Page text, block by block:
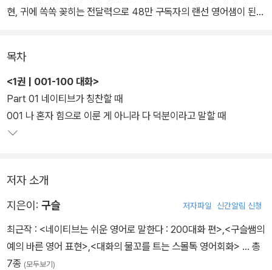
현, 귀에 쏙쏙 꽂히는 전달력으로 48만 구독자의 랜선 영어샘이 된
0개에 고스란히 녹여냈다.
혼자서도 충분한 회화 훈련이 가능하도록 섀도우스피킹과 반복 기능
을 탑재하고 네이티브의 실제 대화 속도로 녹음한 MP3파일을 제공
하며, 대화 학습 중간중간 ‘망각방지 장치’로 복습할 수 있게 구성하여
장착해보자.
목차
<1권 | 001-100 대화>
Part 01 네이티브가 칭찬할 때
001 나 혼자 힘으로 이룬 게 아니라 다 덕분이라고 말할 때
저자 소개
지은이: 구슬 저자파일 신간알림 신청
최근작 : <네이티브는 쉬운 영어로 말한다 : 200대화 편> <구슬쌤의
예의 바른 영어 표현> <대화의 물꼬를 트는 스몰톡 영어회화> … 총
7종 (모두보기)